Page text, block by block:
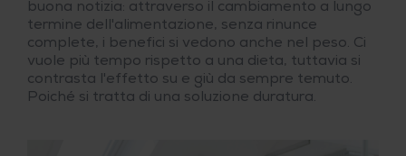
buona notizia: attraverso il cambiamento a lungo
termine dell'alimentazione, senza rinunce
complete, i benefici si vedono anche nel peso. Ci
vuole più tempo rispetto a una dieta, tuttavia si
contrasta l'effetto su e giù da sempre temuto.
Poiché si tratta di una soluzione duratura.